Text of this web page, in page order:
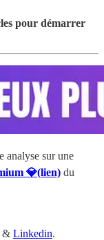
pour démarrer
analyse sur une
💎(lien) du
& Linkedin.